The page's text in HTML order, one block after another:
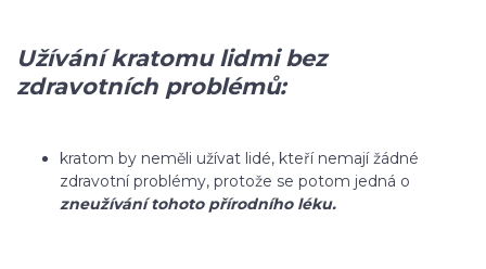
Užívání kratomu lidmi bez
zdravotních problémů:
kratom by neměli užívat lidé, kteří nemají žádné
zdravotní problémy, protože se potom jedná o
zneužívání tohoto přírodního léku.